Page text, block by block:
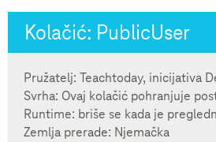
Kolačić: PublicUser
Pružatelj: Teachtoday, inicijativa
Svrha: Ovaj kolačić pohranjuje
Runtime: briše se kada je
Zemlja prerade: Njemačka